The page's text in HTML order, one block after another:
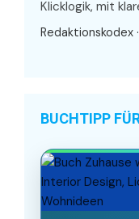
Klicklogik, mit
Redaktionskodex ·
BUCHTIPP